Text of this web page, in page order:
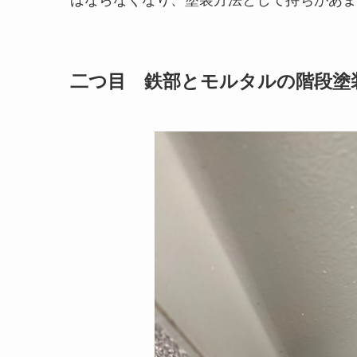
二つ目 鉄部とモルタルの階段塗